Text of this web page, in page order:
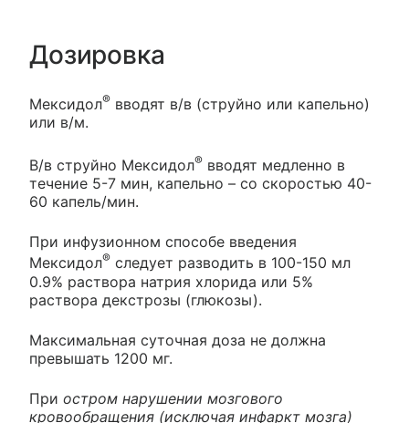
Дозировка
Мексидол® вводят в/в (струйно или капельно)
или в/м.
В/в струйно Мексидол® вводят медленно в
течение 5-7 мин, капельно – со скоростью 40-
60 капель/мин.
При инфузионном способе введения
Мексидол® следует разводить в 100-150 мл
0.9% раствора натрия хлорида или 5%
раствора декстрозы (глюкозы).
Максимальная суточная доза не должна
превышать 1200 мг.
При остром нарушении мозгового
кровообращения (исключая инфаркт мозга)